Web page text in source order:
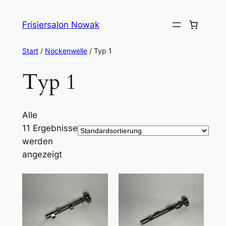
InhaltFrisiersalon Nowak
Start/ Nockenwelle/ Typ 1
Typ 1
Alle
11 Ergebnisse
werden
angezeigt